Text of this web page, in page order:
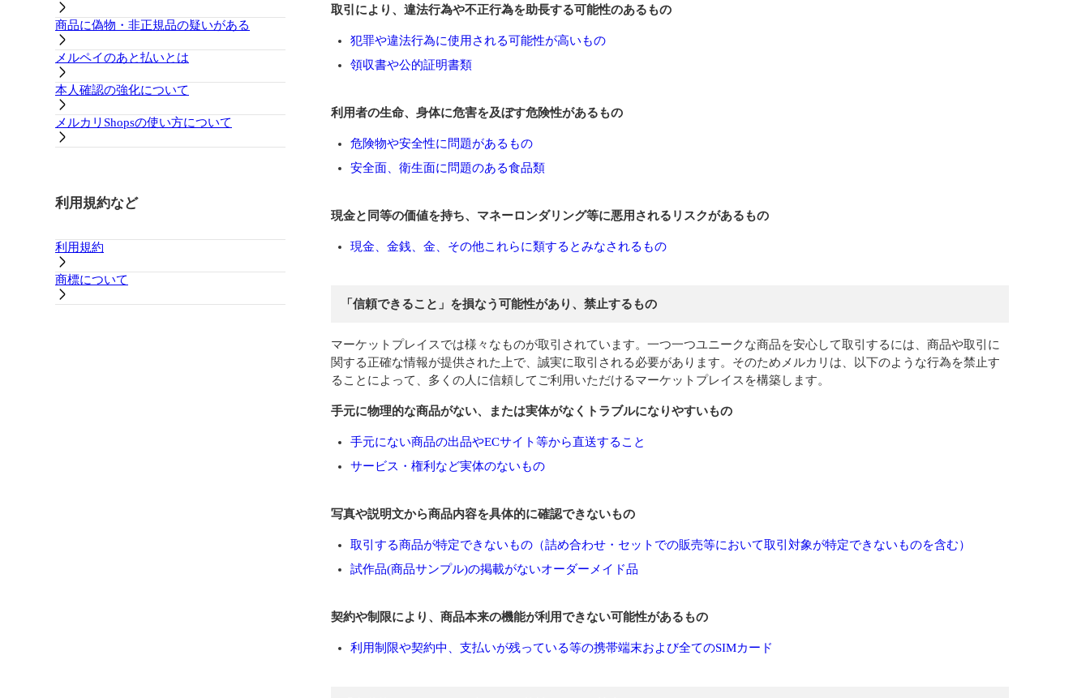
商品に偽物・非正規品の疑いがある
メルペイのあと払いとは
本人確認の強化について
メルカリShopsの使い方について
利用規約など
利用規約
商標について
取引により、違法行為や不正行為を助長する可能性のあるもの
犯罪や違法行為に使用される可能性が高いもの
領収書や公的証明書類
利用者の生命、身体に危害を及ぼす危険性があるもの
危険物や安全性に問題があるもの
安全面、衛生面に問題のある食品類
現金と同等の価値を持ち、マネーロンダリング等に悪用されるリスクがあるもの
現金、金銭、金、その他これらに類するとみなされるもの
「信頼できること」を損なう可能性があり、禁止するもの
マーケットプレイスでは様々なものが取引されています。一つ一つユニークな商品を安心して取引するには、商品や取引に
関する正確な情報が提供された上で、誠実に取引される必要があります。そのためメルカリは、以下のような行為を禁止す
ることによって、多くの人に信頼してご利用いただけるマーケットプレイスを構築します。
手元に物理的な商品がない、または実体がなくトラブルになりやすいもの
手元にない商品の出品やECサイト等から直送すること
サービス・権利など実体のないもの
写真や説明文から商品内容を具体的に確認できないもの
取引する商品が特定できないもの（詰め合わせ・セットでの販売等において取引対象が特定できないものを含む）
試作品(商品サンプル)の掲載がないオーダーメイド品
契約や制限により、商品本来の機能が利用できない可能性があるもの
利用制限や契約中、支払いが残っている等の携帯端末および全てのSIMカード